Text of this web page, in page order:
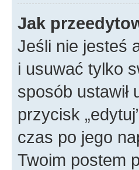
Jak
Jeśli nie jesteś
i usuwać tylko
sposób
przycisk
czas po jego
Twoim postem